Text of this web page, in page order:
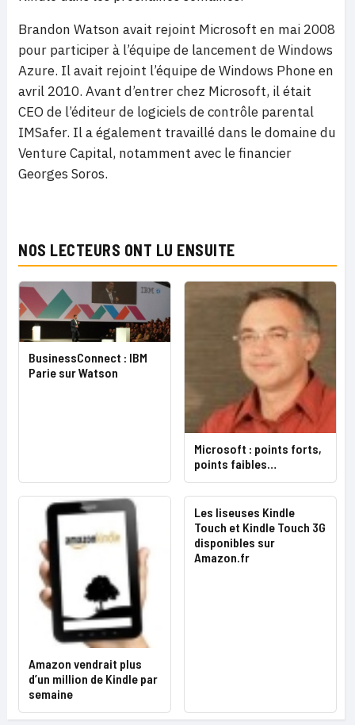
Brandon Watson avait rejoint Microsoft en mai 2008
pour participer à l’équipe de lancement de Windows
Azure. Il avait rejoint l’équipe de Windows Phone en
avril 2010. Avant d’entrer chez Microsoft, il était
CEO de l’éditeur de logiciels de contrôle parental
IMSafer. Il a également travaillé dans le domaine du
Venture Capital, notamment avec le financier
Georges Soros.
NOS LECTEURS ONT LU ENSUITE
BusinessConnect : IBM
Parie sur Watson
Microsoft : points forts,
points faibles…
Amazon vendrait plus
d’un million de Kindle par
semaine
Les liseuses Kindle
Touch et Kindle Touch 3G
disponibles sur
Amazon.fr